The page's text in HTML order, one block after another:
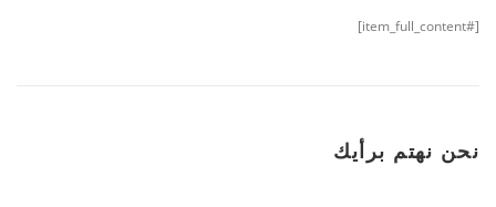
[#item_full_content]
نحن نهتم برأيك